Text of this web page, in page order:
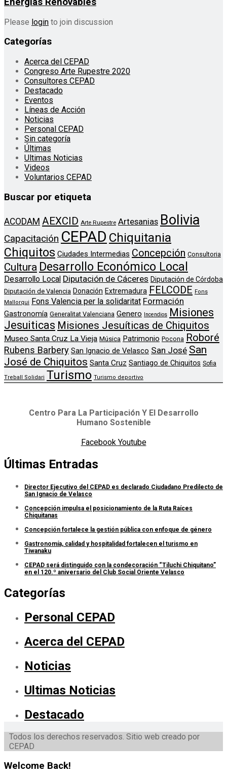
Please login to join discussion
Categorías
Acerca del CEPAD
Congreso Arte Rupestre 2020
Consultores CEPAD
Destacado
Eventos
Líneas de Acción
Noticias
Personal CEPAD
Sin categoría
Últimas
Ultimas Noticias
Videos
Voluntarios CEPAD
Buscar por etiqueta
ACODAM AEXCID Arte Rupestre Artesanias Bolivia
Capacitación CEPAD Chiquitania
Chiquitos Ciudades Intermedias Concepción Consultoria
Cultura Desarrollo Económico Local
Desarrollo Local Diputación de Cáceres Diputación de Córdoba
Diputación de Valencia Donación Extremadura FELCODE Fons
Mallorqui
Fons Valencia per la solidaritat Formación
Gastronomía Generalitat Valenciana Genero Incendios
Misiones
Jesuiticas Misiones Jesuíticas de Chiquitos
Museo Santa Cruz La Vieja Música Patrimonio Pocona Roboré
Rubens Barbery San Ignacio de Velasco San José San
José de Chiquitos Santa Cruz Santiago de Chiquitos Sofia
Treball Solidari Turismo Turismo deportivo
Centro Para La Participación Y El Desarrollo
Humano Sostenible
Facebook Youtube
Últimas Entradas
Director Ejecutivo del CEPAD es declarado Ciudadano Predilecto de
San Ignacio de Velasco
Concepción impulsa el posicionamiento de la Ruta Raíces
Chiquitanas
Concepción fortalece la gestión pública con enfoque de género
Gastronomía, calidad y hospitalidad fortalecen el turismo en
Tiwanaku
CEPAD será distinguido con la condecoración “Tiluchi Chiquitano”
en el 120.º aniversario del Club Social Oriente Velasco
Categorías
Personal CEPAD
Acerca del CEPAD
Noticias
Ultimas Noticias
Destacado
Todos los derechos reservados. Sitio web creado por
CEPAD
Welcome Back!